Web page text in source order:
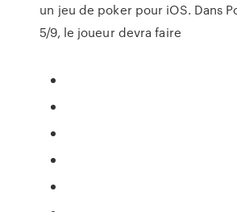
un jeu de poker pour iOS. Dans
5/9, le joueur devra faire